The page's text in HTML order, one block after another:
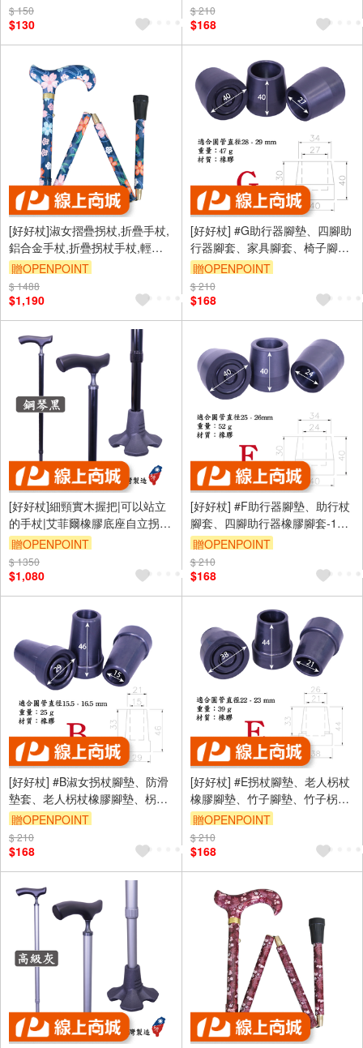
黑色(4入裝) #1061.022
$ 150
$130
徑/黑色(4入裝)
$ 210
$168
[好好杖]淑女摺疊拐杖,折疊手杖,
鋁合金手杖,折疊拐杖手杖,輕便
手杖,可調整高度柺杖, (花丁
香)#1001.701.BE
贈OPENPOINT
$ 1488
$1,190
[好好杖] #G助行器腳墊、四腳助
行器腳套、家具腳套、椅子腳
套、洗澡椅腳墊-1.1吋管/27mm
孔徑/黑色(4入裝) #1061.032
贈OPENPOINT
$ 210
$168
[好好杖]細頸實木握把|可以站立
的手杖|艾菲爾橡膠底座自立拐
杖|鋼琴黑＃7CD19BK
贈OPENPOINT
$ 1350
$1,080
[好好杖] #F助行器腳墊、助行杖
腳套、四腳助行器橡膠腳套-1吋
管/25.4mm 孔徑/黑色(4入裝)
#1061.031
贈OPENPOINT
$ 210
$168
[好好杖] #B淑女拐杖腳墊、防滑
墊套、老人柺杖橡膠腳墊、柺杖
零件、拐杖頭、雨傘頭、登山杖
腳套-5分管/15mm 孔徑/黑色(4
入裝) #1061.011
贈OPENPOINT
$ 210
$168
[好好杖] #E拐杖腳墊、老人柺杖
橡膠腳墊、竹子腳墊、竹子柺杖
腳套、傢俱腳墊-7分管/22mm 孔
徑/黑色(4入裝) #1061.023
贈OPENPOINT
$ 210
$168